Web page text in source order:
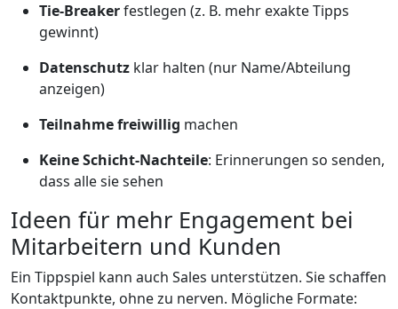
Tie-Breakerfestlegen (z. B. mehr exakte Tipps
gewinnt)
Datenschutz klar halten (nur Name/Abteilung
anzeigen)
Teilnahme freiwillig machen
Keine Schicht-Nachteile: Erinnerungen so senden,
dass alle sie sehen
Ideen für mehr Engagement bei
Mitarbeitern und Kunden
Ein Tippspiel kann auch Sales unterstützen. Sie schaffen
Kontaktpunkte, ohne zu nerven. Mögliche Formate: